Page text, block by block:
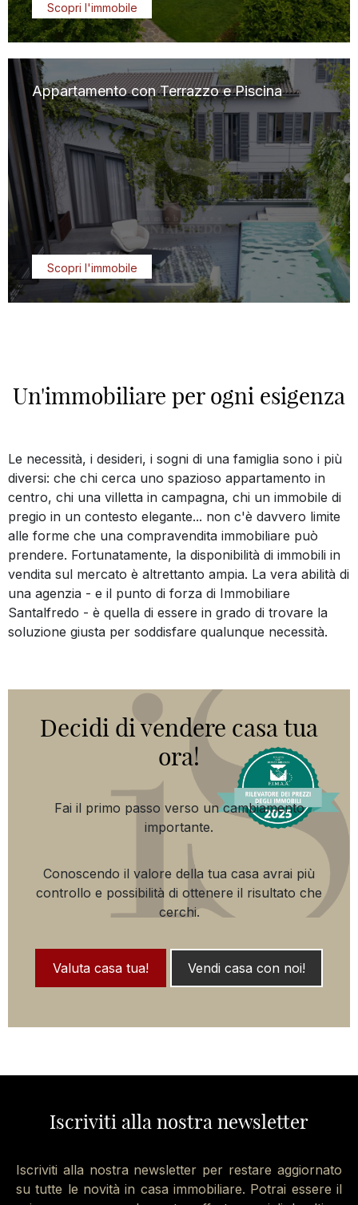
Scopri l'immobile
Appartamento con Terrazzo e Piscina
Scopri l'immobile
Un'immobiliare per ogni esigenza
Le necessità, i desideri, i sogni di una famiglia sono i più
diversi: che chi cerca uno spazioso appartamento in
centro, chi una villetta in campagna, chi un immobile di
pregio in un contesto elegante... non c'è davvero limite
alle forme che una compravendita immobiliare può
prendere. Fortunatamente, la disponibilità di immobili in
vendita sul mercato è altrettanto ampia. La vera abilità di
una agenzia - e il punto di forza di Immobiliare
Santalfredo - è quella di essere in grado di trovare la
soluzione giusta per soddisfare qualunque necessità.
Decidi di vendere casa tua
ora!
Fai il primo passo verso un cambiamento
importante.
Conoscendo il valore della tua casa avrai più
controllo e possibilità di ottenere il risultato che
cerchi.
Valuta casa tua! Vendi casa con noi!
Iscriviti alla nostra newsletter
Iscriviti alla nostra newsletter per restare aggiornato
su tutte le novità in casa immobiliare. Potrai essere il